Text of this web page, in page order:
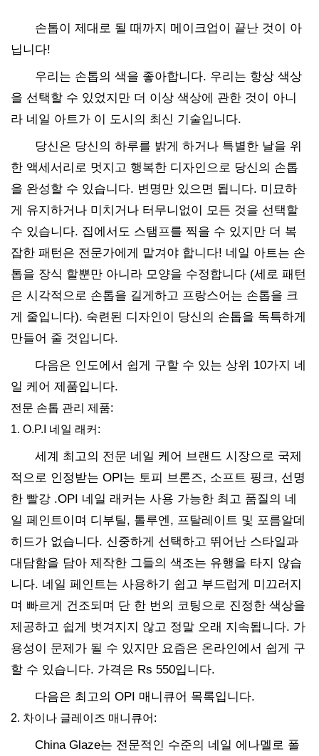
손톱이 제대로 될 때까지 메이크업이 끝난 것이 아
닙니다!
우리는 손톱의 색을 좋아합니다. 우리는 항상 색상
을 선택할 수 있었지만 더 이상 색상에 관한 것이 아니
라 네일 아트가 이 도시의 최신 기술입니다.
당신은 당신의 하루를 밝게 하거나 특별한 날을 위
한 액세서리로 멋지고 행복한 디자인으로 당신의 손톱
을 완성할 수 있습니다. 변명만 있으면 됩니다. 미묘하
게 유지하거나 미치거나 터무니없이 모든 것을 선택할
수 있습니다. 집에서도 스탬프를 찍을 수 있지만 더 복
잡한 패턴은 전문가에게 맡겨야 합니다! 네일 아트는 손
톱을 장식 할뿐만 아니라 모양을 수정합니다 (세로 패턴
은 시각적으로 손톱을 길게하고 프랑스어는 손톱을 크
게 줄입니다). 숙련된 디자인이 당신의 손톱을 독특하게
만들어 줄 것입니다.
다음은 인도에서 쉽게 구할 수 있는 상위 10가지 네
일 케어 제품입니다.
전문 손톱 관리 제품:
1. O.P.I 네일 래커:
세계 최고의 전문 네일 케어 브랜드 시장으로 국제
적으로 인정받는 OPI는 토피 브론즈, 소프트 핑크, 선명
한 빨강 .OPI 네일 래커는 사용 가능한 최고 품질의 네
일 페인트이며 디부틸, 톨루엔, 프탈레이트 및 포름알데
히드가 없습니다. 신중하게 선택하고 뛰어난 스타일과
대담함을 담아 제작한 그들의 색조는 유행을 타지 않습
니다. 네일 페인트는 사용하기 쉽고 부드럽게 미끄러지
며 빠르게 건조되며 단 한 번의 코팅으로 진정한 색상을
제공하고 쉽게 벗겨지지 않고 정말 오래 지속됩니다. 가
용성이 문제가 될 수 있지만 요즘은 온라인에서 쉽게 구
할 수 있습니다. 가격은 Rs 550입니다.
다음은 최고의 OPI 매니큐어 목록입니다.
2. 차이나 글레이즈 매니큐어:
China Glaze는 전문적인 수준의 네일 에나멜로 폴